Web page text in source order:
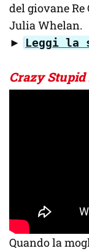
del giovane
Julia Whelan.
►
Leggi la
Crazy Stupid
Quando la